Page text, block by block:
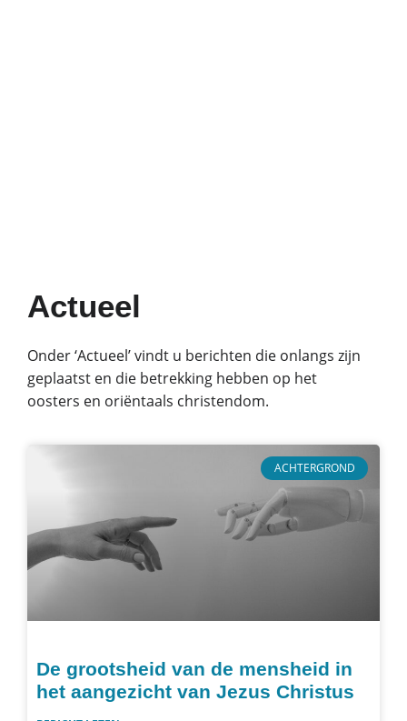
Actueel
Onder ‘Actueel’ vindt u berichten die onlangs zijn
geplaatst en die betrekking hebben op het
oosters en oriëntaals christendom.
ACHTERGROND
De grootsheid van de mensheid in
het aangezicht van Jezus Christus